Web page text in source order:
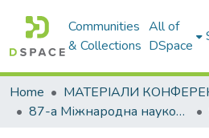
Communities
& Collections
All of
DSpace
Home
87-а Міжнародна наукова конференції студентів та 89-а науково – технічна та науково – методична конференції Харківського національного автомобільно-дорожнього університету. Секція транспортних технологій